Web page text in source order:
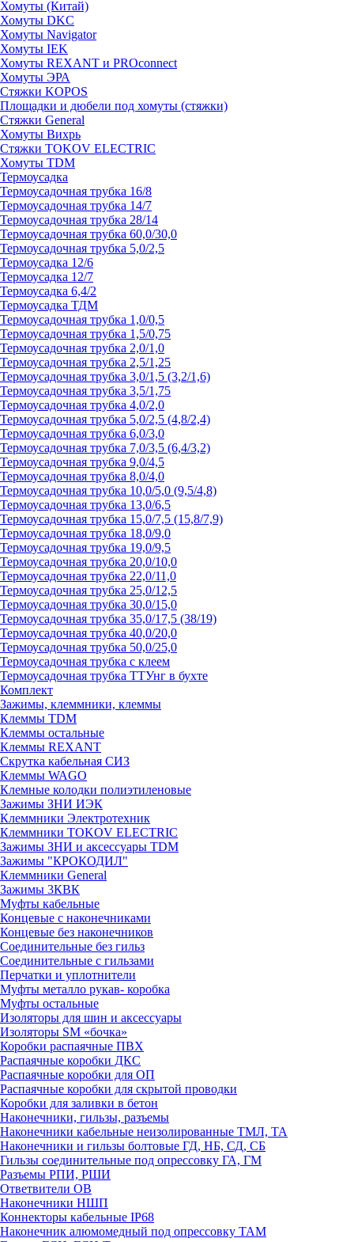
Хомуты (Китай)
Хомуты DKC
Хомуты Navigator
Хомуты IEK
Хомуты REXANT и PROconnect
Хомуты ЭРА
Стяжки KOPOS
Площадки и дюбели под хомуты (стяжки)
Стяжки General
Хомуты Вихрь
Стяжки TOKOV ELECTRIC
Хомуты TDM
Термоусадка
Термоусадочная трубка 16/8
Термоусадочная трубка 14/7
Термоусадочная трубка 28/14
Термоусадочная трубка 60,0/30,0
Термоусадочная трубка 5,0/2,5
Термоусадка 12/6
Термоусадка 12/7
Термоусадка 6,4/2
Термоусадка ТДМ
Термоусадочная трубка 1,0/0,5
Термоусадочная трубка 1,5/0,75
Термоусадочная трубка 2,0/1,0
Термоусадочная трубка 2,5/1,25
Термоусадочная трубка 3,0/1,5 (3,2/1,6)
Термоусадочная трубка 3,5/1,75
Термоусадочная трубка 4,0/2,0
Термоусадочная трубка 5,0/2,5 (4,8/2,4)
Термоусадочная трубка 6,0/3,0
Термоусадочная трубка 7,0/3,5 (6,4/3,2)
Термоусадочная трубка 9,0/4,5
Термоусадочная трубка 8,0/4,0
Термоусадочная трубка 10,0/5,0 (9,5/4,8)
Термоусадочная трубка 13,0/6,5
Термоусадочная трубка 15,0/7,5 (15,8/7,9)
Термоусадочная трубка 18,0/9,0
Термоусадочная трубка 19,0/9,5
Термоусадочная трубка 20,0/10,0
Термоусадочная трубка 22,0/11,0
Термоусадочная трубка 25,0/12,5
Термоусадочная трубка 30,0/15,0
Термоусадочная трубка 35,0/17,5 (38/19)
Термоусадочная трубка 40,0/20,0
Термоусадочная трубка 50,0/25,0
Термоусадочная трубка с клеем
Термоусадочная трубка ТТУнг в бухте
Комплект
Зажимы, клеммники, клеммы
Клеммы TDM
Клеммы остальные
Клеммы REXANT
Скрутка кабельная СИЗ
Клеммы WAGO
Клемные колодки полиэтиленовые
Зажимы ЗНИ ИЭК
Клеммники Электротехник
Клеммники TOKOV ELECTRIC
Зажимы ЗНИ и аксессуары TDM
Зажимы "КРОКОДИЛ"
Клеммники General
Зажимы 3КВК
Муфты кабельные
Концевые с наконечниками
Концевые без наконечников
Соединительные без гильз
Соединительные с гильзами
Перчатки и уплотнители
Муфты металло рукав- коробка
Муфты остальные
Изоляторы для шин и аксессуары
Изоляторы SM «бочка»
Коробки распаячные ПВХ
Распаячные коробки ДКС
Распаячные коробки для ОП
Распаячные коробки для скрытой проводки
Коробки для заливки в бетон
Наконечники, гильзы, разъемы
Наконечники кабельные неизолированные ТМЛ, ТА
Наконечники и гильзы болтовые ГД, НБ, СД, СБ
Гильзы соединительные под опрессовку ГА, ГМ
Разъемы РПИ, РШИ
Ответвители ОВ
Наконечники НШП
Коннекторы кабельные IP68
Наконечник алюмомедный под опрессовку ТАМ